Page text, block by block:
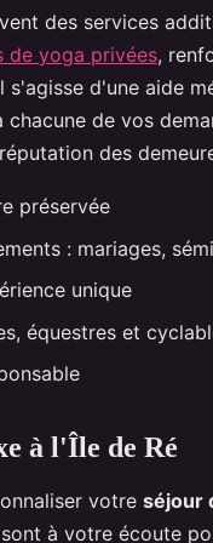
des services
de yoga privées,
d'une aide
de vos
des
préservée
: mariages,
unique
équestres et
à l'Île de Ré
votre séjour
à votre écoute